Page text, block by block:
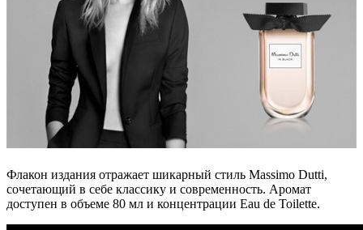
Флакон издания отражает шикарный стиль Massimo Dutti,
сочетающий в себе классику и современность. Аромат
доступен в объеме 80 мл и концентрации Eau de Toilette.